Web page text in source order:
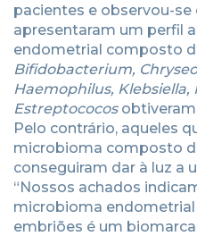
pacientes e observou-
apresentaram um perfil
endometrial composto
Bifidobacterium,
Haemophilus, Klebsiella,
Estreptococosobtiveram
Pelo contrário, aqueles
microbioma composto
conseguiram dar à luz a
“Nossos achados
microbioma
embriões é um